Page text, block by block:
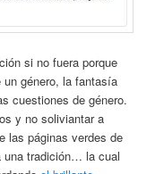
si no fuera porque
género, la fantasía
cuestiones de género.
y no soliviantar a
las páginas verdes de
una tradición… la cual